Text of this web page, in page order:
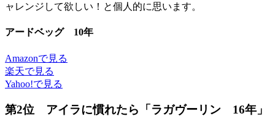
ャレンジして欲しい！と個人的に思います。
アードベッグ 10年
Amazonで見る
楽天で見る
Yahoo!で見る
第2位 アイラに慣れたら「ラガヴーリン 16年」